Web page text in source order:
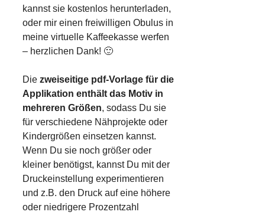
kannst sie kostenlos herunterladen,
oder mir einen freiwilligen Obulus in
meine virtuelle Kaffeekasse werfen
– herzlichen Dank! 🙂
Die zweiseitige pdf-Vorlage für die
Applikation enthält das Motiv in
mehreren Größen, sodass Du sie
für verschiedene Nähprojekte oder
Kindergrößen einsetzen kannst.
Wenn Du sie noch größer oder
kleiner benötigst, kannst Du mit der
Druckeinstellung experimentieren
und z.B. den Druck auf eine höhere
oder niedrigere Prozentzahl